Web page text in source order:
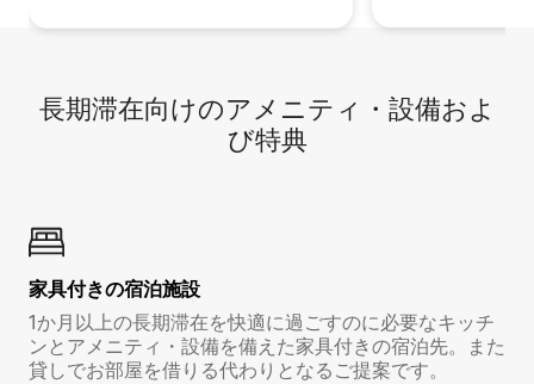
長期滞在向け⁠のア⁠メ⁠ニ⁠テ⁠ィ⁠・設⁠備⁠およ
び特⁠典
家具付き⁠の宿⁠泊⁠施⁠設
1か月以上の長期滞在を快適に過ごすのに必要なキッチ
ンとアメニティ・設備を備えた家具付きの宿泊先。また
貸しでお部屋を借りる代わりとなるご提案です。